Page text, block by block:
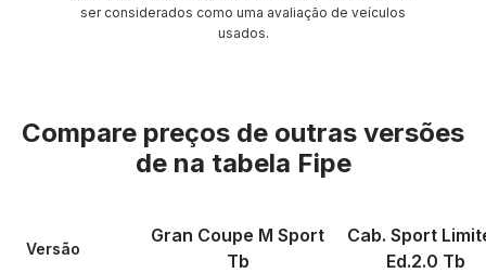
ser considerados como uma avaliação de veículos
usados.
Compare preços de outras versões
de na tabela Fipe
Versão
Gran Coupe M Sport
Tb
Cab. Sport
Ed.2.0 Tb